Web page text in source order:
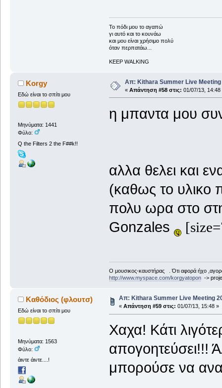
To πόδι μου το αγαπώ
γι αυτό και το κουνάω
και μου είναι χρήσιμο πολύ
όταν περπατάω...
KEEP WALKING
Korgy
Εδώ είναι το σπίτι μου
Μηνύματα: 1441
Φύλο:
Q the Filters 2 the F##k!!
Απ: Kithara Summer Live Meeting
« Απάντηση #58 στις: 01/07/13, 14:48
η μπαντα μου
αλλα θελει και
(καθως το υλικο
πολυ ωρα στο
Gonzales
Ο μουσικος-καυστήρας . Ότι αφορά ήχο
http://www.myspace.com/korgyatopon->
Καθόδιος (φλουτσ)
Εδώ είναι το σπίτι μου
Μηνύματα: 1563
Φύλο:
άιντε άιντε....!
Απ: Kithara Summer Live Meeting
« Απάντηση #59 στις: 01/07/13, 15:48 »
Χαχα! Κάτι
απογοητεύσει!!!
μπορούσε να